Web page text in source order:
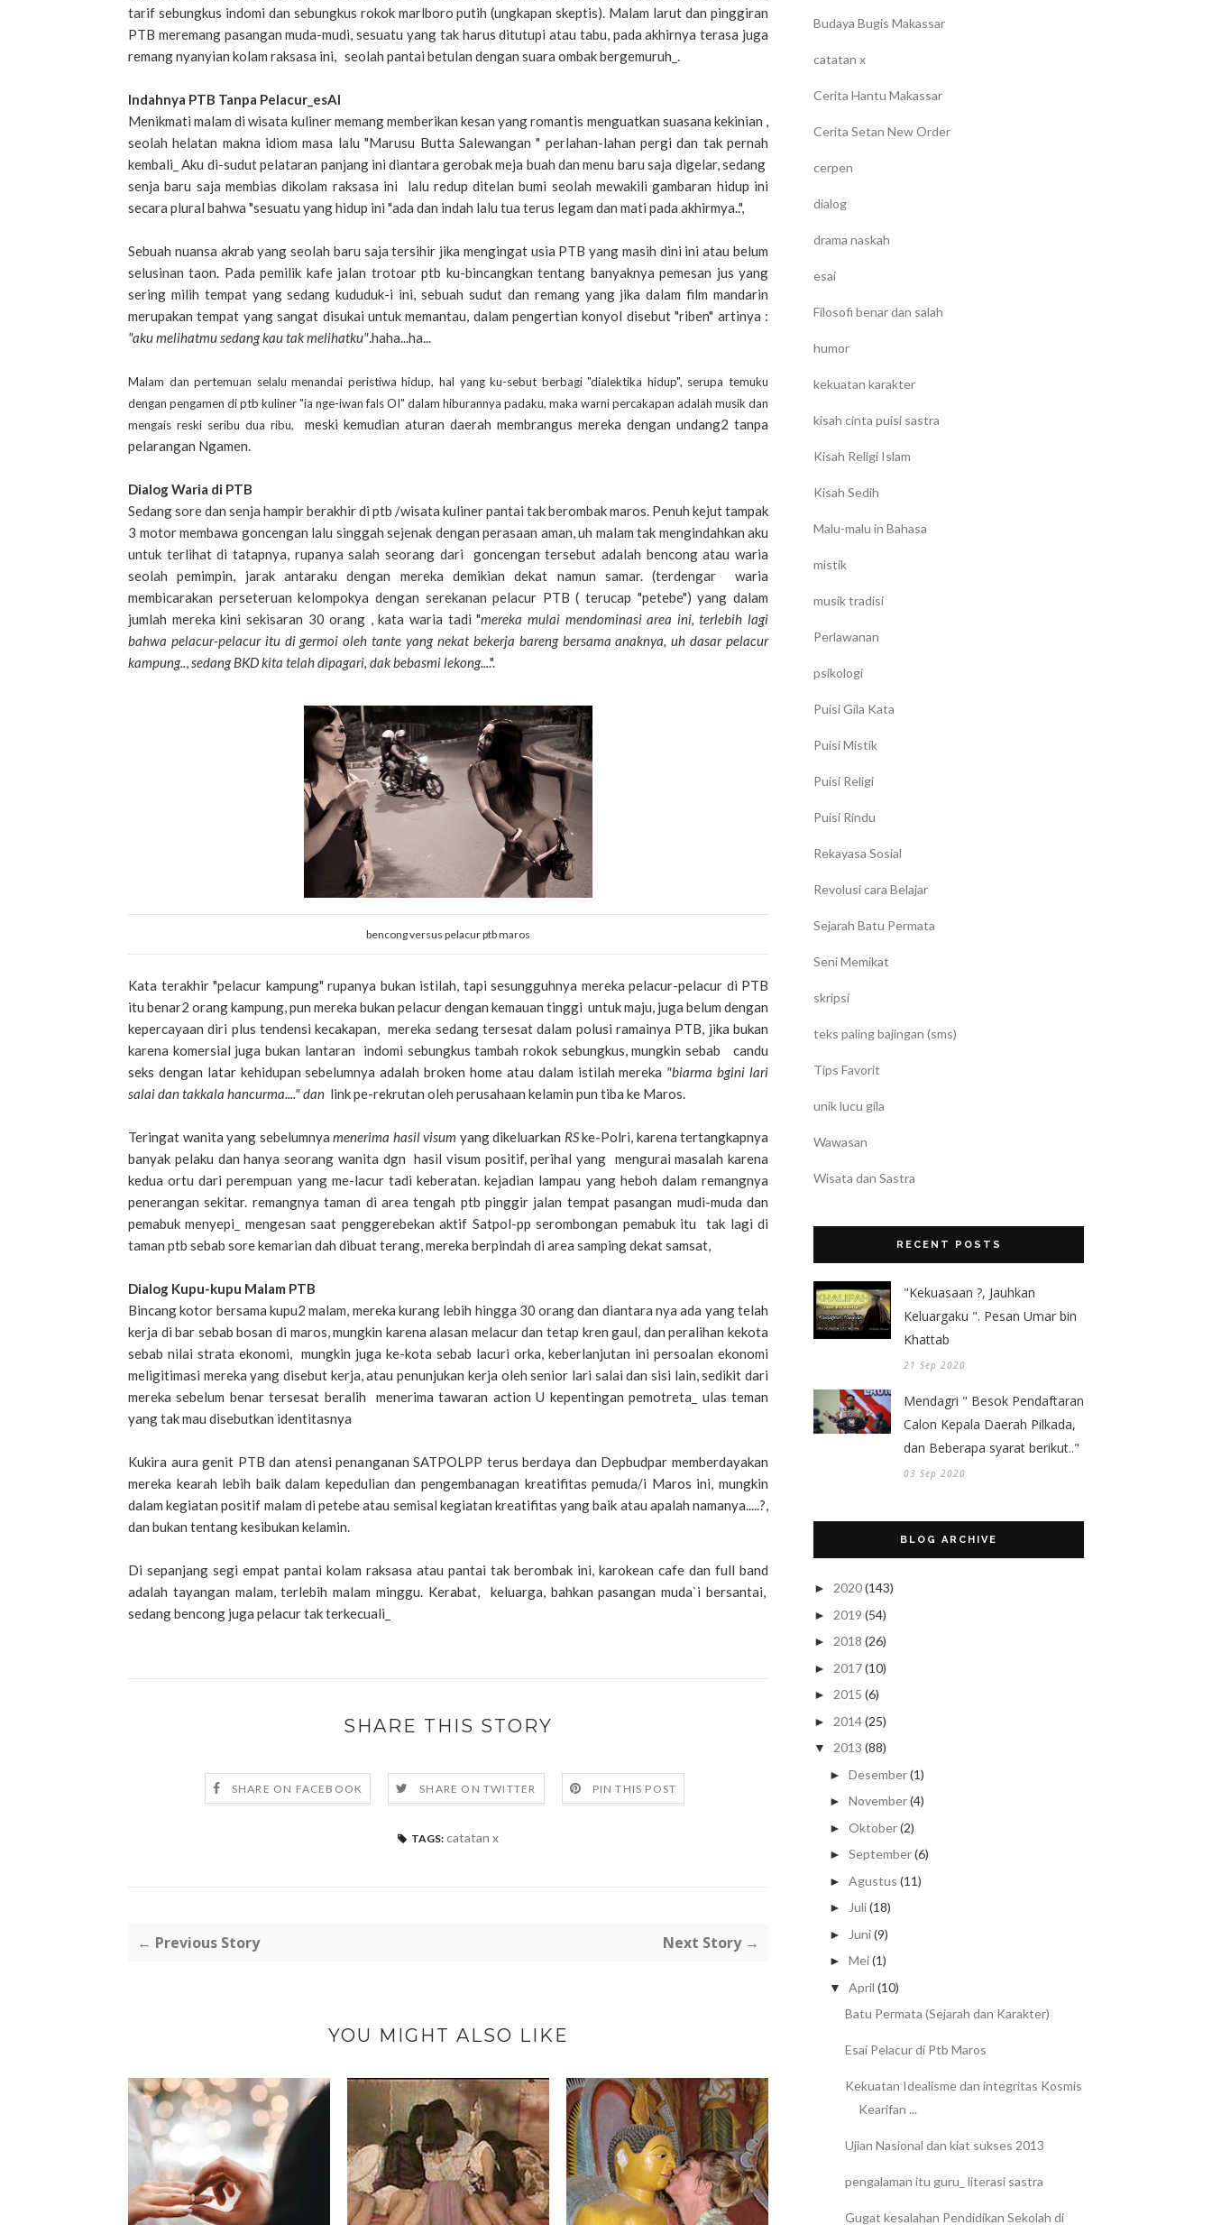
tarif sebungkus indomi dan sebungkus rokok marlboro putih (ungkapan skeptis). Malam larut dan pinggiran
PTB meremang pasangan muda-mudi, sesuatu yang tak harus ditutupi atau tabu, pada akhirnya terasa juga
remang nyanyian kolam raksasa ini, seolah pantai betulan dengan suara ombak bergemuruh_.
Indahnya PTB Tanpa Pelacur_esAI
Menikmati malam di wisata kuliner memang memberikan kesan yang romantis menguatkan suasana kekinian ,
seolah helatan makna idiom masa lalu "Marusu Butta Salewangan " perlahan-lahan pergi dan tak pernah
kembali_ Aku di-sudut pelataran panjang ini diantara gerobak meja buah dan menu baru saja digelar, sedang
senja baru saja membias dikolam raksasa ini lalu redup ditelan bumi seolah mewakili gambaran hidup ini
secara plural bahwa "sesuatu yang hidup ini "ada dan indah lalu tua terus legam dan mati pada akhirmya..",
Sebuah nuansa akrab yang seolah baru saja tersihir jika mengingat usia PTB yang masih dini ini atau belum
selusinan taon. Pada pemilik kafe jalan trotoar ptb ku-bincangkan tentang banyaknya pemesan jus yang
sering milih tempat yang sedang kududuk-i ini, sebuah sudut dan remang yang jika dalam film mandarin
merupakan tempat yang sangat disukai untuk memantau, dalam pengertian konyol disebut "riben" artinya :
"aku melihatmu sedang kau tak melihatku".haha...ha...
Malam dan pertemuan selalu menandai peristiwa hidup, hal yang ku-sebut berbagi "dialektika hidup", serupa temuku
dengan pengamen di ptb kuliner "ia nge-iwan fals OI" dalam hiburannya padaku, maka warni percakapan adalah musik dan
mengais reski seribu dua ribu,
meski kemudian aturan daerah membrangus mereka dengan undang2 tanpa
pelarangan Ngamen.
Dialog Waria di PTB
Sedang sore dan senja hampir berakhir di ptb /wisata kuliner pantai tak berombak maros. Penuh kejut tampak
3 motor membawa goncengan lalu singgah sejenak dengan perasaan aman, uh malam tak mengindahkan aku
untuk terlihat di tatapnya, rupanya salah seorang dari goncengan tersebut adalah bencong atau waria
seolah pemimpin, jarak antaraku dengan mereka demikian dekat namun samar. (terdengar waria
membicarakan perseteruan kelompokya dengan serekanan pelacur PTB ( terucap "petebe") yang dalam
jumlah mereka kini sekisaran 30 orang , kata waria tadi "mereka mulai mendominasi area ini, terlebih lagi
bahwa pelacur-pelacur itu di germoi oleh tante yang nekat bekerja bareng bersama anaknya, uh dasar pelacur
kampung..,sedang BKD kita telah dipagari, dak bebasmi lekong....".
bencong versus pelacur ptb maros
Kata terakhir "pelacur kampung" rupanya bukan istilah, tapi sesungguhnya mereka pelacur-pelacur di PTB
itu benar2 orang kampung, pun mereka bukan pelacur dengan kemauan tinggi untuk maju, juga belum dengan
kepercayaan diri plus tendensi kecakapan, mereka sedang tersesat dalam polusi ramainya PTB, jika bukan
karena komersial juga bukan lantaran indomi sebungkus tambah rokok sebungkus, mungkin sebab candu
seks dengan latar kehidupan sebelumnya adalah broken home atau dalam istilah mereka "biarma bgini lari
salai dan takkala hancurma...." dan link pe-rekrutan oleh perusahaan kelamin pun tiba ke Maros.
Teringat wanita yang sebelumnya menerima hasilvisum yang dikeluarkan RSke-Polri, karena tertangkapnya
banyak pelaku dan hanya seorang wanita dgn hasil visum positif, perihal yang mengurai masalah karena
kedua ortu dari perempuan yang me-lacur tadi keberatan. kejadian lampau yang heboh dalam remangnya
penerangan sekitar. remangnya taman di area tengah ptb pinggir jalan tempat pasangan mudi-muda dan
pemabuk menyepi_ mengesan saat penggerebekan aktif Satpol-pp serombongan pemabuk itu tak lagi di
taman ptb sebab sore kemarian dah dibuat terang, mereka berpindah di area samping dekat samsat,
Dialog Kupu-kupu Malam PTB
Bincang kotor bersama kupu2 malam, mereka kurang lebih hingga 30 orang dan diantara nya ada yang telah
kerja di bar sebab bosan di maros, mungkin karena alasan melacur dan tetap kren gaul, dan peralihan kekota
sebab nilai strata ekonomi, mungkin juga ke-kota sebab lacuri orka, keberlanjutan ini persoalan ekonomi
meligitimasi mereka yang disebut kerja, atau penunjukan kerja oleh senior lari salai dan sisi lain, sedikit dari
mereka sebelum benar tersesat beralih menerima tawaran action U kepentingan pemotreta_ ulas teman
yang tak mau disebutkan identitasnya
Kukira aura genit PTB dan atensi penanganan SATPOLPP terus berdaya dan Depbudpar memberdayakan
mereka kearah lebih baik dalam kepedulian dan pengembanagan kreatifitas pemuda/i Maros ini, mungkin
dalam kegiatan positif malam di petebe atau semisal kegiatan kreatifitas yang baik atau apalah namanya.....?,
dan bukan tentang kesibukan kelamin.
Di sepanjang segi empat pantai kolam raksasa atau pantai tak berombak ini, karokean cafe dan full band
adalah tayangan malam, terlebih malam minggu. Kerabat, keluarga, bahkan pasangan muda`i bersantai,
sedang bencong juga pelacur tak terkecuali_
SHARE THIS STORY
SHARE ON FACEBOOK SHARE ON TWITTER PIN THIS POST
TAGS: catatan x
← Previous Story Next Story →
YOU MIGHT ALSO LIKE
Budaya Bugis Makassar
catatan x
Cerita Hantu Makassar
Cerita Setan New Order
cerpen
dialog
drama naskah
esai
Filosofi benar dan salah
humor
kekuatan karakter
kisah cinta puisi sastra
Kisah Religi Islam
Kisah Sedih
Malu-malu in Bahasa
mistik
musik tradisi
Perlawanan
psikologi
Puisi Gila Kata
Puisi Mistik
Puisi Religi
Puisi Rindu
Rekayasa Sosial
Revolusi cara Belajar
Sejarah Batu Permata
Seni Memikat
skripsi
teks paling bajingan (sms)
Tips Favorit
unik lucu gila
Wawasan
Wisata dan Sastra
RECENT POSTS
"Kekuasaan ?, Jauhkan
Keluargaku ". Pesan Umar bin
Khattab
21 Sep 2020
Mendagri " Besok Pendaftaran
Calon Kepala Daerah Pilkada,
dan Beberapa syarat berikut.."
03 Sep 2020
BLOG ARCHIVE
► 2020(143)
► 2019 (54)
► 2018 (26)
► 2017(10)
► 2015 (6)
► 2014(25)
▼ 2013 (88)
► Desember(1)
► November(4)
► Oktober(2)
► September(6)
► Agustus (11)
► Juli(18)
► Juni(9)
► Mei(1)
▼ April (10)
Batu Permata (Sejarah dan Karakter)
Esai Pelacur di Ptb Maros
Kekuatan Idealisme dan integritas Kosmis
Kearifan ...
Ujian Nasional dan kiat sukses 2013
pengalaman itu guru_ literasi sastra
Gugat kesalahan Pendidikan Sekolah di